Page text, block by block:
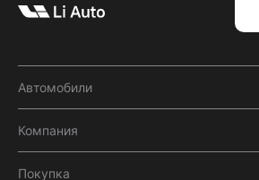
Автомобили
Компания
Покупка